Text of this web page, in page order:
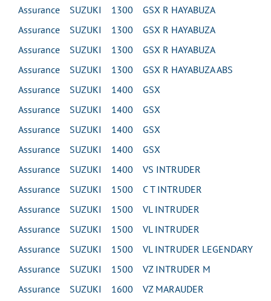
Assurance SUZUKI 1300 GSX R HAYABUZA
Assurance SUZUKI 1300 GSX R HAYABUZA
Assurance SUZUKI 1300 GSX R HAYABUZA
Assurance SUZUKI 1300 GSX R HAYABUZA ABS
Assurance SUZUKI 1400 GSX
Assurance SUZUKI 1400 GSX
Assurance SUZUKI 1400 GSX
Assurance SUZUKI 1400 GSX
Assurance SUZUKI 1400 VS INTRUDER
Assurance SUZUKI 1500 C T INTRUDER
Assurance SUZUKI 1500 VL INTRUDER
Assurance SUZUKI 1500 VL INTRUDER
Assurance SUZUKI 1500 VL INTRUDER LEGENDARY
Assurance SUZUKI 1500 VZ INTRUDER M
Assurance SUZUKI 1600 VZ MARAUDER